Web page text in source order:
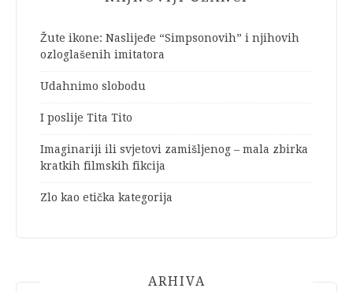
Žute ikone: Naslijeđe “Simpsonovih” i njihovih
ozloglašenih imitatora
Udahnimo slobodu
I poslije Tita Tito
Imaginariji ili svjetovi zamišljenog – mala zbirka
kratkih filmskih fikcija
Zlo kao etička kategorija
ARHIVA